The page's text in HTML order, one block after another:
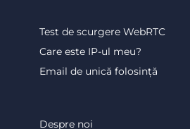
Despre noi
Test de scurgere WebRTC
Care este IP-ul meu?
Email de unică folosință